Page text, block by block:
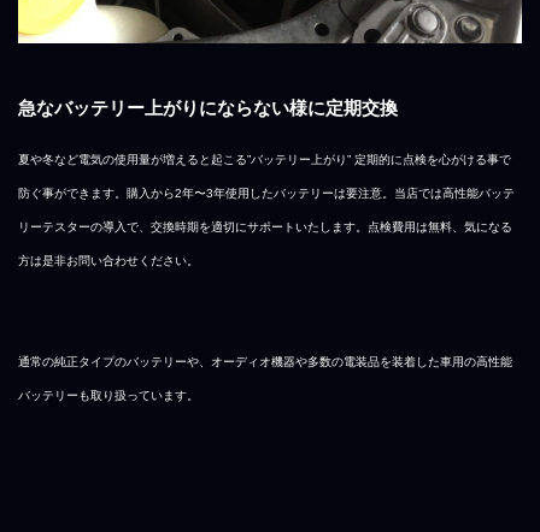
急なバッテリー上がりにならない様に定期交換
夏や冬など電気の使用量が増えると起こる”バッテリー上がり” 定期的に点検を心がける事で
防ぐ事ができます。購入から2年〜3年使用したバッテリーは要注意。当店では高性能バッテ
リーテスターの導入で、交換時期を適切にサポートいたします。点検費用は無料、気になる
方は是非お問い合わせください。
通常の純正タイプのバッテリーや、オーディオ機器や多数の電装品を装着した車用の高性能
バッテリーも取り扱っています。